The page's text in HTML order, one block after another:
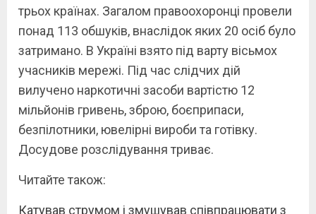
трьох країнах. Загалом правоохоронці провели
понад 113 обшуків, внаслідок яких 20 осіб було
затримано. В Україні взято під варту вісьмох
учасників мережі. Під час слідчих дій
вилучено наркотичні засоби вартістю 12
мільйонів гривень, зброю, боєприпаси,
безпілотники, ювелірні вироби та готівку.
Досудове розслідування триває.
Читайте також:
Катував струмом і змушував співпрацювати з